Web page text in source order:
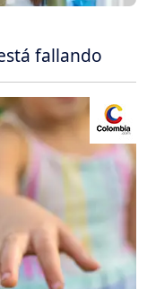
fallando